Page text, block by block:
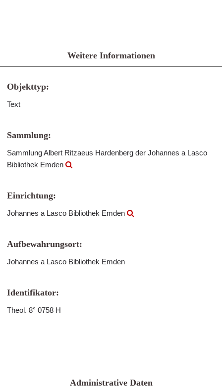
Weitere Informationen
Objekttyp:
Text
Sammlung:
Sammlung Albert Ritzaeus Hardenberg der Johannes a Lasco
Bibliothek Emden
Einrichtung:
Johannes a Lasco Bibliothek Emden
Aufbewahrungsort:
Johannes a Lasco Bibliothek Emden
Identifikator:
Theol. 8° 0758 H
Administrative Daten